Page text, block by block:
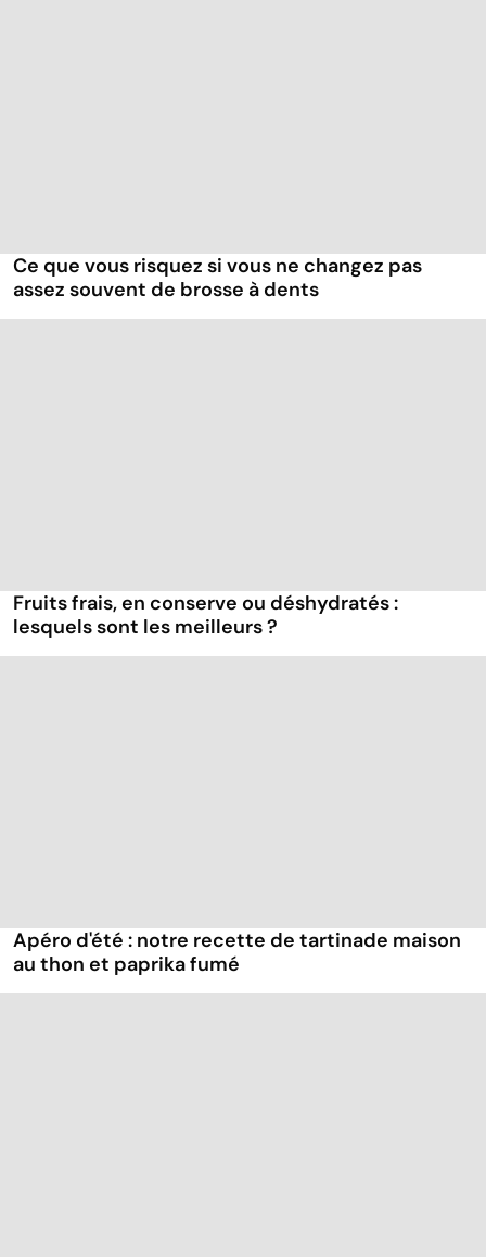
Ce que vous risquez si vous ne changez pas
assez souvent de brosse à dents
Fruits frais, en conserve ou déshydratés :
lesquels sont les meilleurs ?
Apéro d'été : notre recette de tartinade maison
au thon et paprika fumé